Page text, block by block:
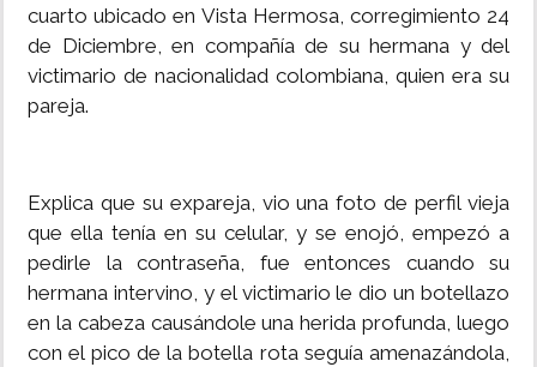
cuarto ubicado en Vista Hermosa, corregimiento 24
de Diciembre, en compañía de su hermana y del
victimario de nacionalidad colombiana, quien era su
pareja.
Explica que su expareja, vio una foto de perfil vieja
que ella tenía en su celular, y se enojó, empezó a
pedirle la contraseña, fue entonces cuando su
hermana intervino, y el victimario le dio un botellazo
en la cabeza causándole una herida profunda, luego
con el pico de la botella rota seguía amenazándola,